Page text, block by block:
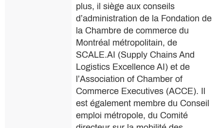
plus, il siège aux conseils
d’administration de la Fondation de
la Chambre de commerce du
Montréal métropolitain, de
SCALE.AI (Supply Chains And
Logistics Excellence AI) et de
l’Association of Chamber of
Commerce Executives (ACCE). Il
est également membre du Conseil
emploi métropole, du Comité